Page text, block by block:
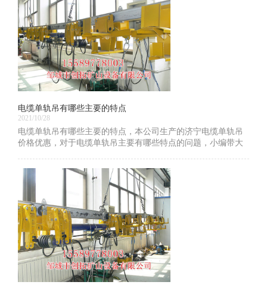
电缆单轨吊有哪些主要的特点
2021/10/28
电缆单轨吊有哪些主要的特点，本公司生产的济宁电缆单轨吊
价格优惠，对于电缆单轨吊主要有哪些特点的问题，小编带大